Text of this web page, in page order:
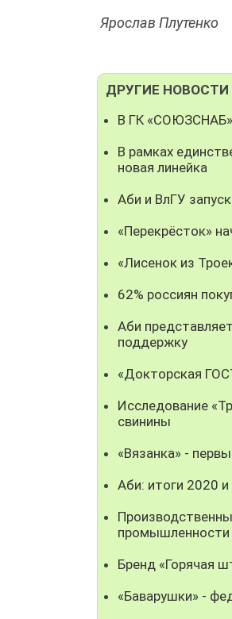
Ярослав Плутенко
ДРУГИЕ НОВОСТИ
В ГК «СОЮЗСНАБ»
В рамках
новая линейка
Аби и ВлГУ
«Перекрёсток»
«Лисенок из
62% россиян
Аби
поддержку
«Докторская
Исследование
свинины
«Вязанка» -
Аби: итоги 2020
промышленности
Бренд «Горячая
«Баварушки» -